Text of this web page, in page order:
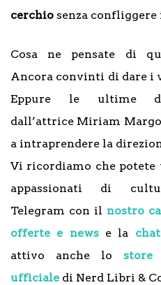
cerchio senza
Cosa ne pensate di
Ancora convinti di dare i
Eppure le ultime
dall’attrice Miriam
a intraprendere la
Vi ricordiamo che potete
appassionati di
Telegram con il nostro
offerte e newse la
attivo anche lo store
ufficiale di Nerd Libri &